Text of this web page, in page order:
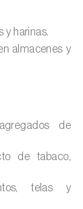
orana )
y harinas.
almacenes y
de
de tabaco,
telas y